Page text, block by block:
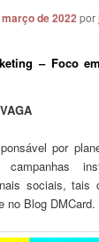
de 2022 por
– Foco
por
sociais, tais
no Blog DMCard.